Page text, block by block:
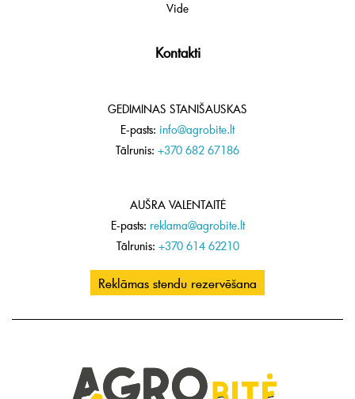
Vide
Kontakti
GEDIMINAS STANIŠAUSKAS
E-pasts: info@agrobite.lt
Tālrunis: +370 682 67186
AUŠRA VALENTAITĖ
E-pasts: reklama@agrobite.lt
Tālrunis: +370 614 62210
Reklāmas stendu rezervēšana